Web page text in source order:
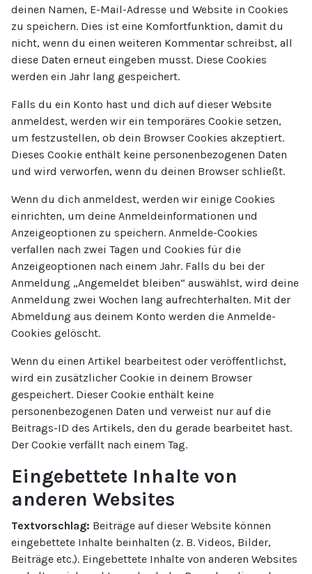
deinen Namen, E-Mail-Adresse und Website in Cookies
zu speichern. Dies ist eine Komfortfunktion, damit du
nicht, wenn du einen weiteren Kommentar schreibst, all
diese Daten erneut eingeben musst. Diese Cookies
werden ein Jahr lang gespeichert.
Falls du ein Konto hast und dich auf dieser Website
anmeldest, werden wir ein temporäres Cookie setzen,
um festzustellen, ob dein Browser Cookies akzeptiert.
Dieses Cookie enthält keine personenbezogenen Daten
und wird verworfen, wenn du deinen Browser schließt.
Wenn du dich anmeldest, werden wir einige Cookies
einrichten, um deine Anmeldeinformationen und
Anzeigeoptionen zu speichern. Anmelde-Cookies
verfallen nach zwei Tagen und Cookies für die
Anzeigeoptionen nach einem Jahr. Falls du bei der
Anmeldung „Angemeldet bleiben“ auswählst, wird deine
Anmeldung zwei Wochen lang aufrechterhalten. Mit der
Abmeldung aus deinem Konto werden die Anmelde-
Cookies gelöscht.
Wenn du einen Artikel bearbeitest oder veröffentlichst,
wird ein zusätzlicher Cookie in deinem Browser
gespeichert. Dieser Cookie enthält keine
personenbezogenen Daten und verweist nur auf die
Beitrags-ID des Artikels, den du gerade bearbeitet hast.
Der Cookie verfällt nach einem Tag.
Eingebettete Inhalte von
anderen Websites
Textvorschlag: Beiträge auf dieser Website können
eingebettete Inhalte beinhalten (z. B. Videos, Bilder,
Beiträge etc.). Eingebettete Inhalte von anderen Websites